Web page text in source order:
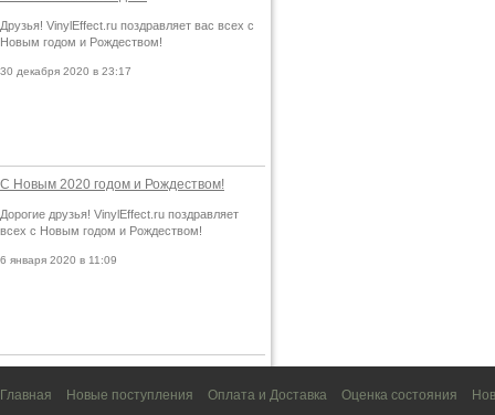
Друзья! VinylEffect.ru поздравляет вас всех с
Новым годом и Рождеством!
30 декабря 2020 в 23:17
С Новым 2020 годом и Рождеством!
Дорогие друзья! VinylEffect.ru поздравляет
всех с Новым годом и Рождеством!
6 января 2020 в 11:09
Главная Новые поступления Оплата и Доставка Оценка состояния